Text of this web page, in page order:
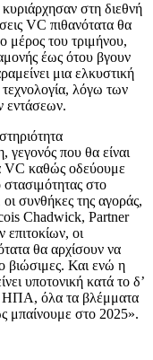
στη διεθνή
VC πιθανότατα θα
μέρος του τριμήνου,
έως ότου βγουν
μια ελκυστική
τεχνολογία, λόγω των
εντάσεων.
γεγονός που θα είναι
VC καθώς οδεύουμε
στο
συνθήκες της αγοράς,
Chadwick, Partner
οι
θα αρχίσουν να
βιώσιμες. Και ενώ η
υποτονική κατά το δ’
ΗΠΑ, όλα τα βλέμματα
μπαίνουμε στο 2025».